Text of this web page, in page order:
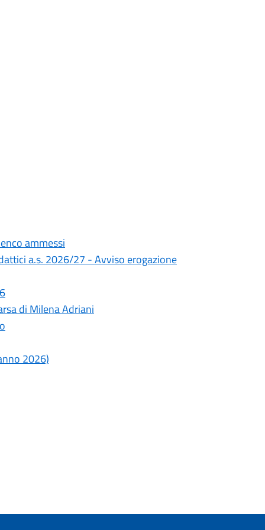
ammessi
a.s. 2026/27 - Avviso erogazione
di Milena Adriani
2026)